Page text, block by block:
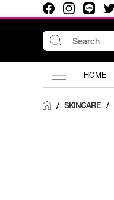
HOME
/ SKINCARE /